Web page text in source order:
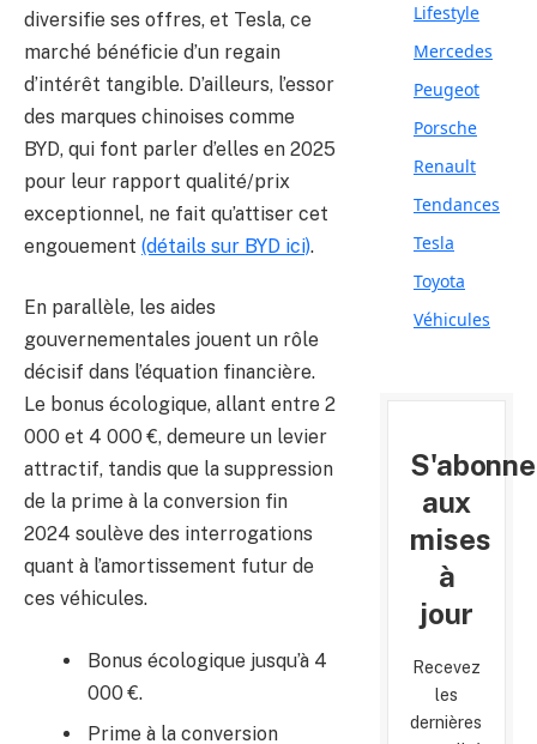
diversifie ses offres, et Tesla, ce
marché bénéficie d’un regain
d’intérêt tangible. D’ailleurs, l’essor
des marques chinoises comme
BYD, qui font parler d’elles en 2025
pour leur rapport qualité/prix
exceptionnel, ne fait qu’attiser cet
engouement (détails sur BYD ici).
En parallèle, les aides
gouvernementales jouent un rôle
décisif dans l’équation financière.
Le bonus écologique, allant entre 2
000 et 4 000 €, demeure un levier
attractif, tandis que la suppression
de la prime à la conversion fin
2024 soulève des interrogations
quant à l’amortissement futur de
ces véhicules.
Bonus écologique jusqu’à 4
000 €.
Prime à la conversion
Lifestyle
Mercedes
Peugeot
Porsche
Renault
Tendances
Tesla
Toyota
Véhicules
aux
mises
à
jour
Recevez
les
dernières